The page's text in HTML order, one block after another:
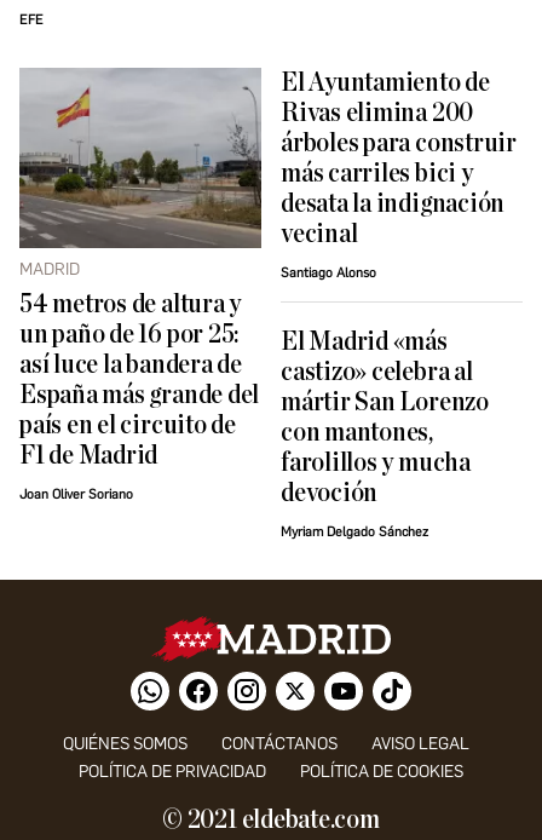
EFE
MADRID
54 metros de altura y
un paño de 16 por 25:
así luce la bandera de
España más grande del
país en el circuito de
F1 de Madrid
Joan Oliver Soriano
El Ayuntamiento de
Rivas elimina 200
árboles para construir
más carriles bici y
desata la indignación
vecinal
Santiago Alonso
El Madrid «más
castizo» celebra al
mártir San Lorenzo
con mantones,
farolillos y mucha
devoción
Myriam Delgado Sánchez
QUIÉNES SOMOS CONTÁCTANOS
AVISO LEGAL
POLÍTICA DE PRIVACIDAD
POLÍTICA DE COOKIES
© 2021 eldebate.com